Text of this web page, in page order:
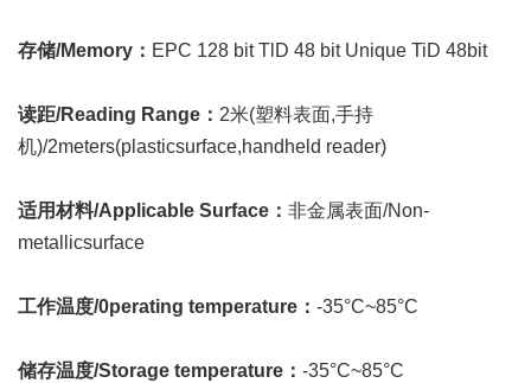
存储/Memory： EPC 128 bit TlD 48 bit Unique TiD 48bit
读距/Reading Range： 2米(塑料表面,手持
机)/2meters(plasticsurface,handheld reader)
适用材料/Applicable Surface： 非金属表面/Non-
metallicsurface
工作温度/0perating temperature： -35°C~85°C
储存温度/Storage temperature： -35°C~85°C